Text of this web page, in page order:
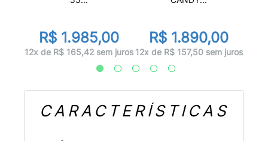
R$ 1.985,00
12x de R$ 165,42 sem juros
R$ 1.890,00
12x de R$ 157,50 sem juros
CARACTERÍSTICAS